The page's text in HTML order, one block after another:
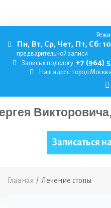
Пн, Вт, Ср, Чет, Пт, Сб:
предварительной записи
Запись к подологу: +7 (964)
Наш адрес: город
Записаться
Главная / Лечение стопы